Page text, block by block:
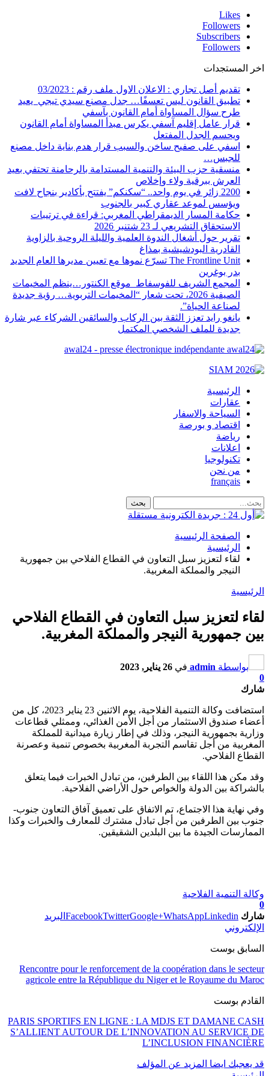
Likes
Followers
Subscribers
Followers
اخر المستجدات
تقديم أصل تجاري : الاعلان الاول ملف رقم : 03/2023
تطبيق القانون ليس تعسفًا… جدل مصنع سيدي تيجي يعيد
طرح سؤال المساواة أمام القانون بآسفي
قرار عامل إقليم آسفي يكرس مبدأ المساواة أمام القانون
ويحسم الجدل المفتعل
اسفي على صفيح ساخن والسبب قرار هدم بناية داخل مصنع
للجبس…
منسقية حزب البيئة والتنمية المستدامة بالرحامنة تحتفي بعيد
العرش ببرقية ولاء وإخلاص
2200 زائر في يوم واحد.. “سكنكم” يفتتح بأكادير بنجاح لافت
ويؤسس لموعد عقاري كبير بالجنوب
حكامة المسار الديمقراطي المغربي: قراءة في ترتيبات
الاستحقاق التشريعي لـ 23 شتنبر 2026
تقرير حول أشغال الندوة العلمية والليلة الروحية بالزاوية
القادرية البودشيشية بمذاغ
The Frontline Unit تسرّع نموها مع تعيين مديرها العام الجديد
بدر بوغرين
المجمع الشريف للفوسفاط موقع الكنتور…ينظم المخيمات
الصيفية 2026، تحت شعار “المخيمات التربوية… رؤية جديدة
لصناعة الحياة”.
يانغو رايد تعزز الثقة بين الركاب والسائقين الشركاء عبر شارة
جديدة للملف الشخصي المكتمل
awal24 - presse électronique indépendante
الرئيسية
عقارات
السياحة والاسفار
اقتصاد و بورصة
رياضة
اعلانات
تكنولوجيا
من نحن
français
الصفحة الرئيسية
الرئيسية
لقاء لتعزيز سبل التعاون في القطاع الفلاحي بين جمهورية
النيجر والمملكة المغربية.
الرئيسية
لقاء لتعزيز سبل التعاون في القطاع الفلاحي
بين جمهورية النيجر والمملكة المغربية.
بواسطة admin في 26 يناير, 2023
0
شارك
استضافت وكالة التنمية الفلاحية، يوم الاثنين 23 يناير 2023، كل من
أعضاء صندوق الاستثمار من أجل الأمن الغذائي، وممثلي قطاعات
وزارية بجمهورية النيجر، وذلك في إطار زيارة ميدانية للمملكة
المغربية من أجل تقاسم التجربة المغربية بخصوص تنمية وعصرنة
القطاع الفلاحي.
وقد مكن هذا اللقاء بين الطرفين، من تبادل الخبرات فيما يتعلق
بالشراكة بين الدولة والخواص حول الأراضي الفلاحية.
وفي نهاية هذا الاجتماع، تم الاتفاق على تعميق آفاق التعاون جنوب-
جنوب بين الطرفين من أجل تبادل مشترك للمعارف والخبرات وكذا
الممارسات الجيدة ما بين البلدين الشقيقين.
وكالة التنمية الفلاحية
0
شارك
FacebookTwitterGoogle+WhatsAppLinkedin
البريد
الإلكتروني
السابق بوست
Rencontre pour le renforcement de la coopération dans le secteur
agricole entre la République du Niger et le Royaume du Maroc
القادم بوست
PARIS SPORTIFS EN LIGNE : LA MDJS ET DAMANE CASH
S’ALLIENT AUTOUR DE L’INNOVATION AU SERVICE DE
L’INCLUSION FINANCIÈRE
قد يعجبك ايضا المزيد عن المؤلف